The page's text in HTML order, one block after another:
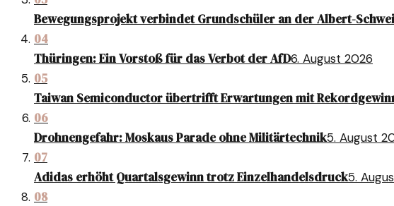
Bewegungsprojekt verbindet Grundschüler an der Albert-
04
Thüringen: Ein Vorstoß für das Verbot der AfD6. August 2026
05
Taiwan Semiconductor übertrifft Erwartungen mit
06
Drohnengefahr: Moskaus Parade ohne Militärtechnik5. August
07
Adidas erhöht Quartalsgewinn trotz Einzelhandelsdruck5.
08